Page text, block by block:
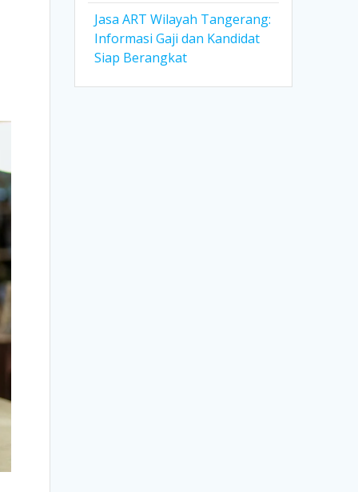
Jasa ART Wilayah Tangerang:
Informasi Gaji dan Kandidat
Siap Berangkat